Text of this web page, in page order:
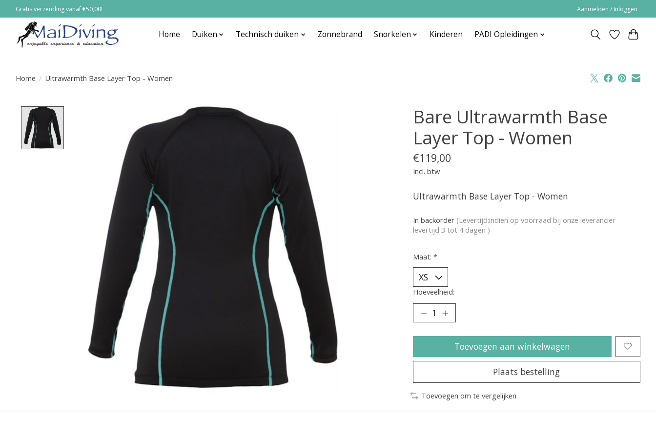
Gratis verzending vanaf €50,00! Aanmelden / Inloggen
Home Duiken Technisch duiken Zonnebrand Snorkelen Kinderen PADI Opleidingen
Home / Ultrawarmth Base Layer Top - Women
Product image slideshow Items
Bare Ultrawarmth Base
Layer Top - Women
€119,00
Incl. btw
Ultrawarmth Base Layer Top - Women
In backorder (Levertijd:indien op voorraad bij onze leverancier
levertijd 3 tot 4 dagen )
Maat: *
Hoeveelheid:
Toevoegen aan winkelwagen
Plaats bestelling
Toevoegen om te vergelijken